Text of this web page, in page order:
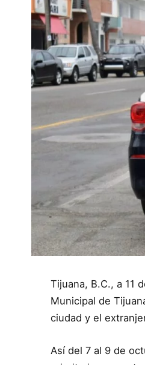
Tijuana, B.C., a 11
Municipal de
ciudad y el
Así del 7 al 9 de